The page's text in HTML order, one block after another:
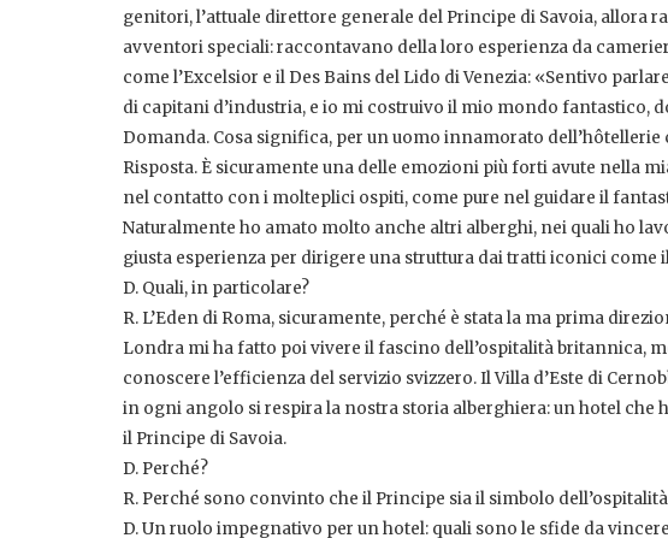
genitori, l’attuale direttore generale del Principe di Savoia, allora
avventori speciali: raccontavano della loro esperienza da
come l’Excelsior e il Des Bains del Lido di Venezia: «Sentivo
di capitani d’industria, e io mi costruivo il mio mondo fantastico,
Domanda. Cosa significa, per un uomo innamorato dell’hôtellerie
Risposta. È sicuramente una delle emozioni più forti avute nella
nel contatto con i molteplici ospiti, come pure nel guidare il
Naturalmente ho amato molto anche altri alberghi, nei quali ho
giusta esperienza per dirigere una struttura dai tratti iconici come
D. Quali, in particolare?
R. L’Eden di Roma, sicuramente, perché è stata la ma prima
Londra mi ha fatto poi vivere il fascino dell’ospitalità britannica,
conoscere l’efficienza del servizio svizzero. Il Villa d’Este di
in ogni angolo si respira la nostra storia alberghiera: un hotel che
il Principe di Savoia.
D. Perché?
R. Perché sono convinto che il Principe sia il simbolo
D. Un ruolo impegnativo per un hotel: quali sono le sfide da